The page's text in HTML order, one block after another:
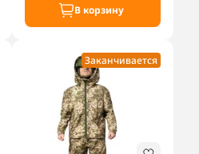
В корзину
Заканчивается